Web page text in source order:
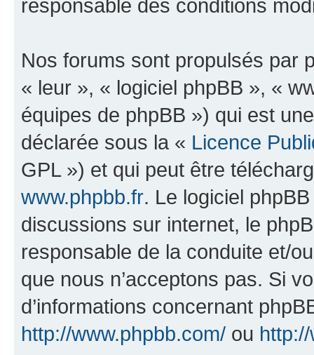
responsable des conditions
Nos forums sont propulsés par
« leur », « logiciel phpBB », «
équipes de phpBB ») qui est
déclarée sous la « Licence
GPL ») et qui peut être
www.phpbb.fr. Le logiciel
discussions sur internet, le
responsable de la conduite et/
que nous n’acceptons pas. Si
d’informations concernant
http://www.phpbb.com/ ou